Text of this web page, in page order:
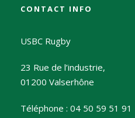
CONTACT INFO
USBC Rugby
23 Rue de l’industrie,
01200 Valserhône
Téléphone : 04 50 59 51 91